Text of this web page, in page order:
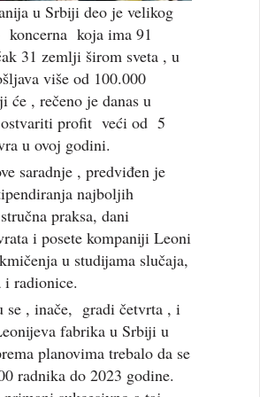
u Srbiji deo je velikog
koncerna koja ima 91
31 zemlji širom sveta , u
više od 100.000
će , rečeno je danas u
profit veći od 5
u ovoj godini.
saradnje , predviđen je
najboljih
praksa, dani
i posete kompaniji Leoni
u studijama slučaja,
i radionice.
se , inače, gradi četvrta , i
fabrika u Srbiji u
planovima trebalo da se
radnika do 2023 godine.